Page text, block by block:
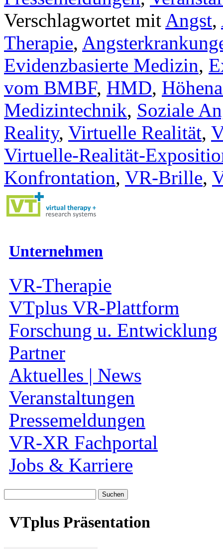
Verschlagwortet mit Angst,
Therapie,
Evidenzbasierte Medizin,
vom BMBF, HMD,
Medizintechnik, Soziale
Reality, Virtuelle Realität,
Virtuelle-Realität-
Konfrontation, VR-Brille,
Unternehmen
VR-Therapie
VTplus VR-Plattform
Forschung u. Entwicklung
Partner
Aktuelles | News
Veranstaltungen
Pressemeldungen
VR-XR Fachportal
Jobs & Karriere
nach:
VTplus Präsentation